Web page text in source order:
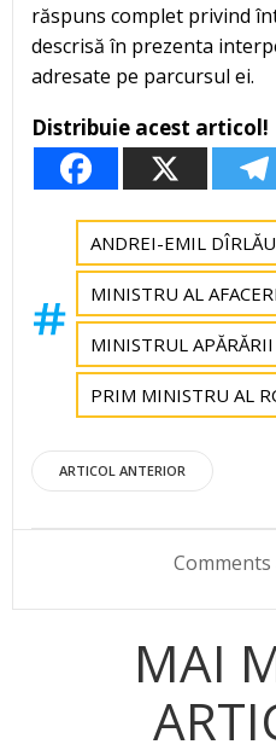
răspuns complet privind
descrisă în prezenta
adresate pe parcursul ei.
Distribuie acest articol!
ANDREI-EMIL DÎRLĂU
MINISTRU AL
MINISTRUL
PRIM MINISTRU AL
Post
navigation
ARTICOL ANTERIOR
Comments
MAI